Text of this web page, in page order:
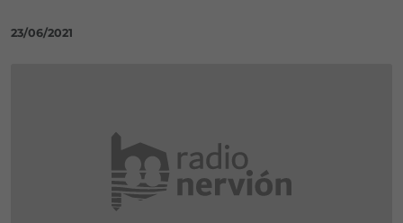
23/06/2021